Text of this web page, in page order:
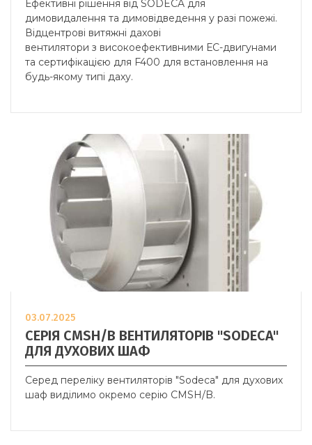
Ефективні рішення від SODECA для
димовидалення та димовідведення у разі пожежі.
Відцентрові витяжні дахові
вентилятори з високоефективними ЕС-двигунами
та сертифікацією для F400 для встановлення на
будь-якому типі даху.
03.07.2025
СЕРІЯ CMSH/B ВЕНТИЛЯТОРІВ "SODECA"
ДЛЯ ДУХОВИХ ШАФ
Серед переліку вентиляторів "Sodeca" для духових
шаф виділимо окремо серію CMSH/B.